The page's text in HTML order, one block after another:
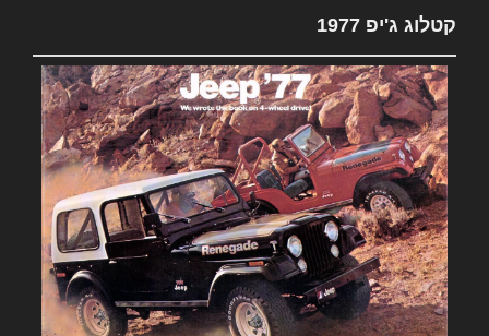
קטלוג ג'יפ 1977